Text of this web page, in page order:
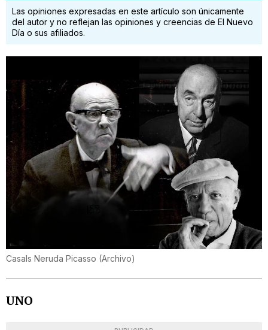
Las opiniones expresadas en este artículo son únicamente
del autor y no reflejan las opiniones y creencias de El Nuevo
Día o sus afiliados.
Casals Neruda Picasso (Archivo)
UNO